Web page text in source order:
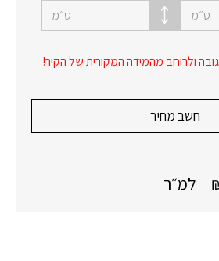
ס״מ
ס״מ
חשב מחיר
למ״ר